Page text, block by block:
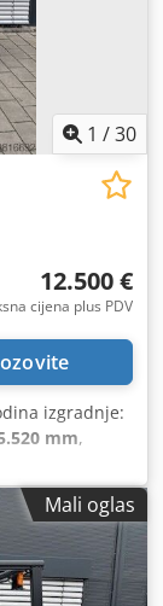
1 /30
12.500 €
cijena plus PDV
izgradnje:
mm,
, građevinska
vilica: 1.150
stražnje
Mali oglas